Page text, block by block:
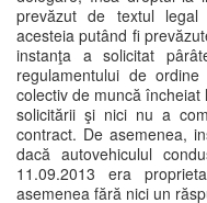
prevăzut de textul legal
acesteia putând fi
instanţa a solicitat
regulamentului de
colectiv de muncă
solicitării şi nici nu a
contract. De asemenea,
dacă autovehiculul
11.09.2013 era
asemenea fără nici un